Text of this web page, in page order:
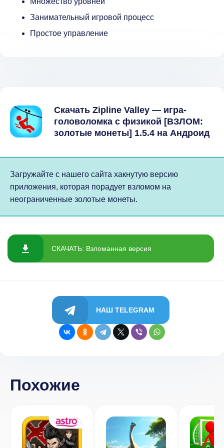
Занимательный игровой процесс
Простое управление
Скачать Zipline Valley — игра-
головоломка с физикой [ВЗЛОМ:
золотые монеты] 1.5.4 на Андроид
Загружайте с нашего сайта хакнутую версию
приложения, которая порадует взломом на
неограниченные золотые монеты.
СКАЧАТЬ: Взломанная версия
НАШ TELEGRAM
Похожие